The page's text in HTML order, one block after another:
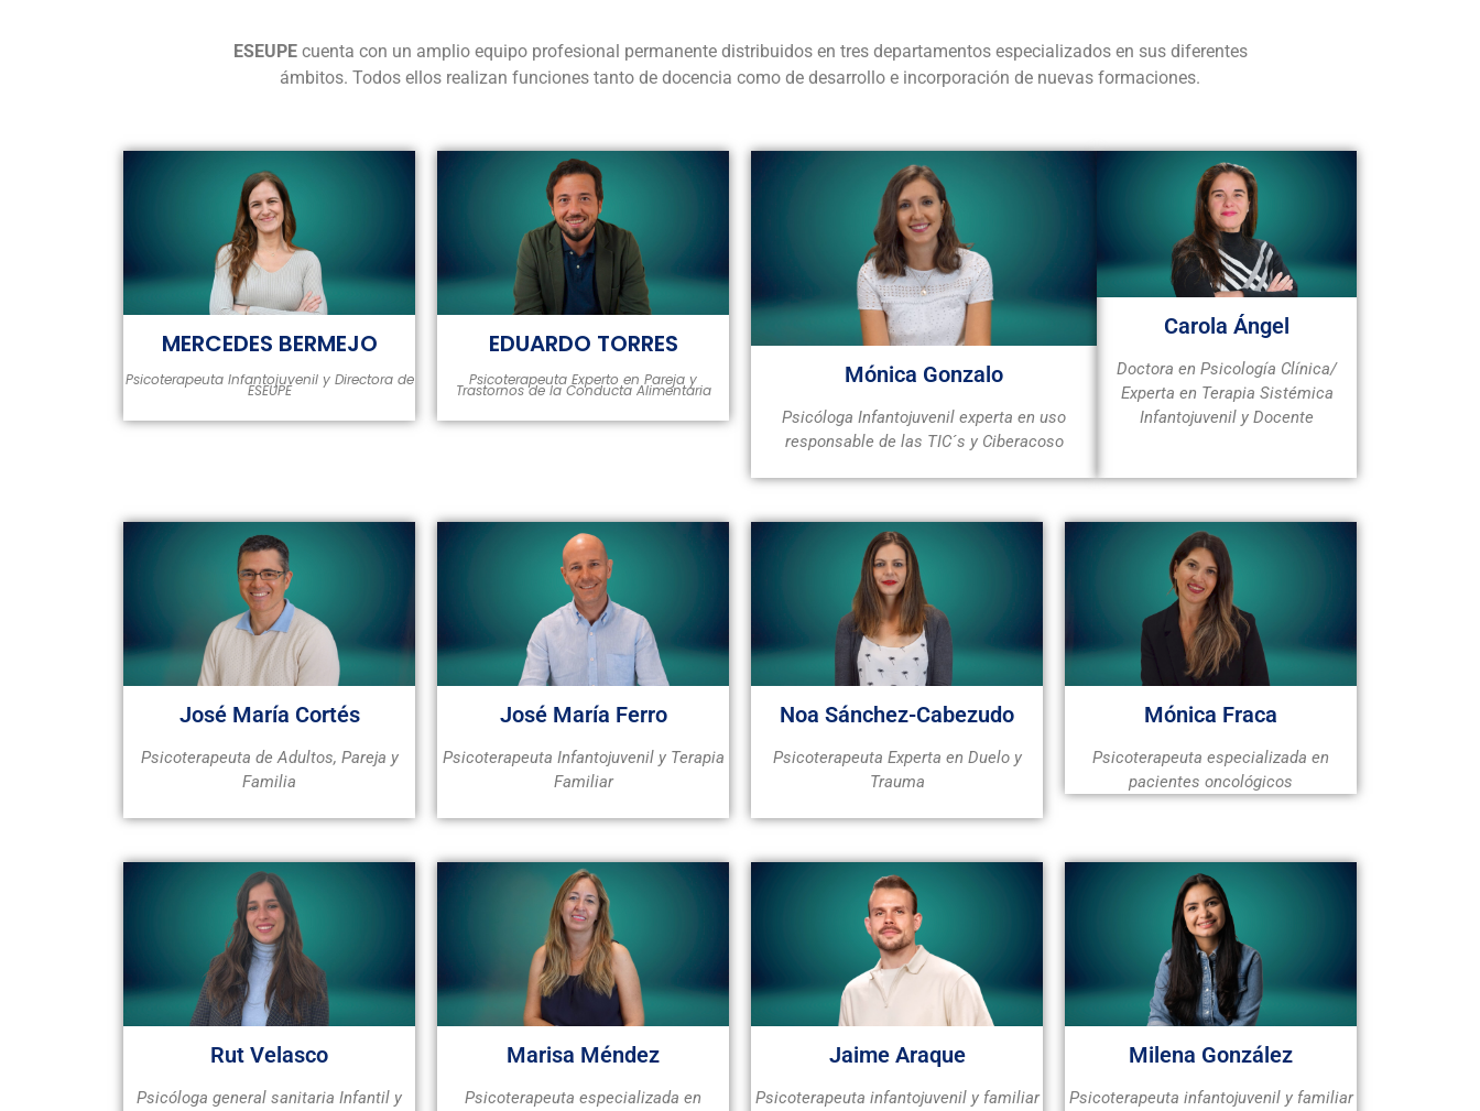
ESEUPEcuenta con un amplio equipo profesional permanente distribuidos en tres departamentos especializados en sus diferentes
ámbitos. Todos ellos realizan funciones tanto de docencia como de desarrollo e incorporación de nuevas formaciones.
MERCEDES BERMEJO
Psicoterapeuta Infantojuvenil y Directora de
ESEUPE
EDUARDO TORRES
Psicoterapeuta Experto en Pareja y
Trastornos de la Conducta Alimentaria
Mónica Gonzalo
Psicóloga Infantojuvenil experta en uso
responsable de las TIC´s y Ciberacoso
Carola Ángel
Doctora en Psicología Clínica/
Experta en Terapia Sistémica
Infantojuvenil y Docente
José María Cortés
Psicoterapeuta de Adultos, Pareja y
Familia
José María Ferro
Psicoterapeuta Infantojuvenil y Terapia
Familiar
Noa Sánchez-Cabezudo
Psicoterapeuta Experta en Duelo y
Trauma
Mónica Fraca
Psicoterapeuta especializada en
pacientes oncológicos
Rut Velasco
Psicóloga general sanitaria Infantil y
Marisa Méndez
Psicoterapeuta especializada en
Jaime Araque
Psicoterapeuta infantojuvenil y familiar
Milena González
Psicoterapeuta infantojuvenil y familiar